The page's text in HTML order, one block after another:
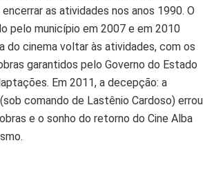
as atividades nos anos 1990. O
pelo município em 2007 e em 2010
do cinema voltar às atividades, com os
garantidos pelo Governo do Estado
Em 2011, a decepção: a
comando de Lastênio Cardoso) errou
e o sonho do retorno do Cine Alba